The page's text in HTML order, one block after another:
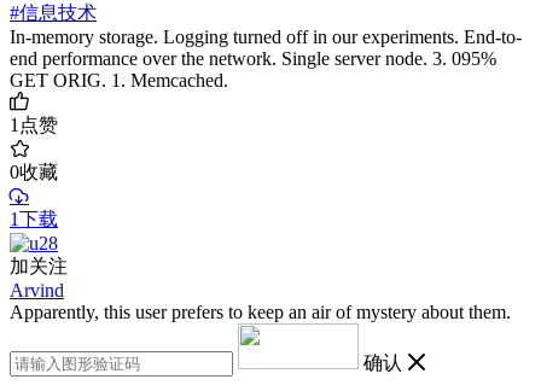
#信息技术
In-memory storage. Logging turned off in our experiments. End-to-
end performance over the network. Single server node. 3. 095%
GET ORIG. 1. Memcached.
1点赞
0收藏
1下载
加关注
Arvind
Apparently, this user prefers to keep an air of mystery about them.
确认